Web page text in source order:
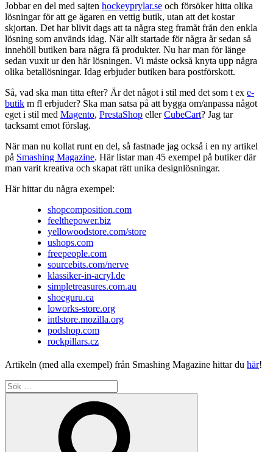
Jobbar en del med sajten hockeyprylar.se och försöker hitta olika
lösningar för att ge ägaren en vettig butik, utan att det kostar
skjortan. Det har blivit dags att ta några steg framåt från den enkla
lösning som används idag. När allt startade för några år sedan så
innehöll butiken bara några få produkter. Nu har man för länge
sedan vuxit ur den här lösningen. Vi måste också knyta upp några
olika betallösningar. Idag erbjuder butiken bara postförskott.
Så, vad ska man titta efter? Är det något i stil med det som t ex e-
butik m fl erbjuder? Ska man satsa på att bygga om/anpassa något
eget i stil med Magento, PrestaShop ellerCubeCart? Jag tar
tacksamt emot förslag.
När man nu kollat runt en del, så fastnade jag också i en ny artikel
på Smashing Magazine. Här listar man 45 exempel på butiker där
man varit kreativa och skapat rätt unika designlösningar.
Här hittar du några exempel:
shopcomposition.com
feelthepower.biz
yellowoodstore.com/store
ushops.com
freepeople.com
sourcebits.com/nerve
klassiker-in-acryl.de
simpletreasures.com.au
shoeguru.ca
loworks-store.org
intlstore.mozilla.org
podshop.com
rockpillars.cz
Artikeln (med alla exempel) från Smashing Magazine hittar du här!
Sök
efter: